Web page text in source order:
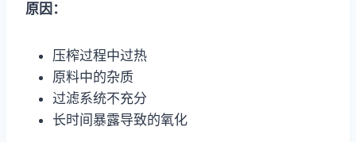
原因：
压榨过程中过热
原料中的杂质
过滤系统不充分
长时间暴露导致的氧化